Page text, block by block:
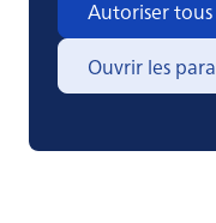
Autoriser tous
Ouvrir les